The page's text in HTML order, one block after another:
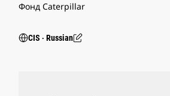
Фонд Caterpillar
CIS ‧ Russian